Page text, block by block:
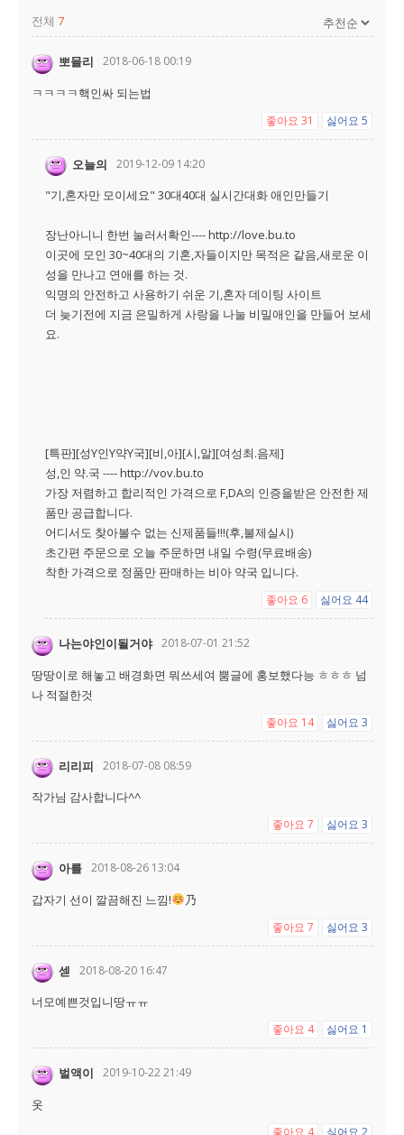
전체 7
뽀믈리 2018-06-18 00:19
ㅋㅋㅋㅋ핵인싸 되는법
좋아요 31 싫어요 5
오늘의 2019-12-09 14:20
"기,혼자만 모이세요" 30대40대 실시간대화 애인만들기
장난아니니 한번 눌러서확인---- http://love.bu.to
이곳에 모인 30~40대의 기혼,자들이지만 목적은 같음,새로운 이
성을 만나고 연애를 하는 것.
익명의 안전하고 사용하기 쉬운 기,혼자 데이팅 사이트
더 늦기전에 지금 은밀하게 사랑을 나눌 비밀애인을 만들어 보세
요.
[특판][성Y인Y약Y국][비,아][시,알][여성최.음제]
성,인 약.국 ---- http://vov.bu.to
가장 저렴하고 합리적인 가격으로 F,DA의 인증을받은 안전한 제
품만 공급합니다.
어디서도 찾아볼수 없는 신제품들!!!(후,불제실시)
초간편 주문으로 오늘 주문하면 내일 수령(무료배송)
착한 가격으로 정품만 판매하는 비아 약국 입니다.
좋아요 6 싫어요 44
나는야인이될거야 2018-07-01 21:52
땅땅이로 해놓고 배경화면 뭐쓰세여 뿜글에 홍보했다능 ㅎㅎㅎ 넘
나 적절한것
좋아요 14 싫어요 3
리리피 2018-07-08 08:59
작가님 감사합니다^^
좋아요 7 싫어요 3
아를 2018-08-26 13:04
갑자기 선이 깔끔해진 느낌! 乃
좋아요 7 싫어요 3
섿 2018-08-20 16:47
너모예쁜것입니땅ㅠㅠ
좋아요 4 싫어요 1
벌액이 2019-10-22 21:49
옷
좋아요 4 싫어요 2